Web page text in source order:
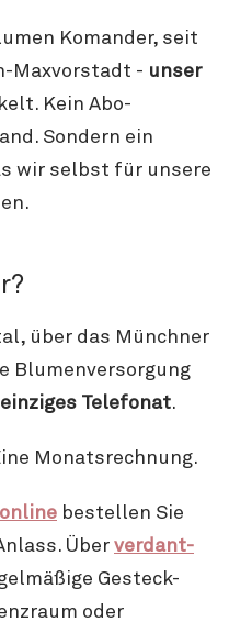
Komander, seit
Maxvorstadt - unser
Kein Abo-
Sondern ein
wir selbst für unsere
über das Münchner
Blumenversorgung
Telefonat.
Monatsrechnung.
bestellen Sie
Über verdant-
Gesteck-
oder